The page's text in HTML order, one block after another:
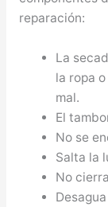
reparación:
La
la ropa
mal.
El
No se
Salta la
No